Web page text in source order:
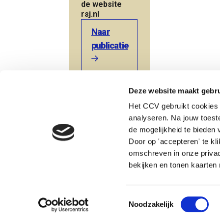
Deze website maakt
Het CCV gebruikt
analyseren. Na jouw
de mogelijkheid te bieden
Door op 'accepteren' te
omschreven in onze
bekijken en tonen kaarten
Toestemmingsselectie
Noodzakelijk
de website
rsj.nl
Naar
publicatie
Heb je een vraag? Neem direct contact op met Nicole.
Nicole Langeveld
Adviseur jeugdcriminaliteit, Veiligheid en